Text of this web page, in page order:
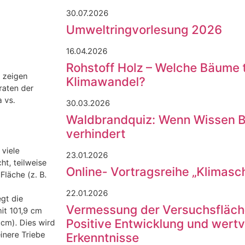
zeigen
der
vs.
viele
teilweise
(z. B.
die
101,9 cm
Dies wird
Triebe
30.07.2026
Umweltringvorlesung 2026
16.04.2026
Rohstoff Holz – Welche
Klimawandel?
30.03.2026
Waldbrandquiz: Wenn Wissen
verhindert
23.01.2026
Online- Vortragsreihe
22.01.2026
Vermessung der
Positive Entwicklung und
Erkenntnisse